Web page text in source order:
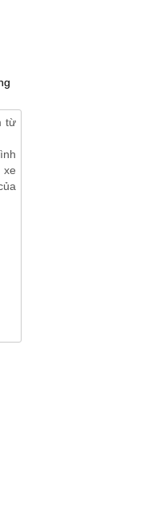
từ
xe